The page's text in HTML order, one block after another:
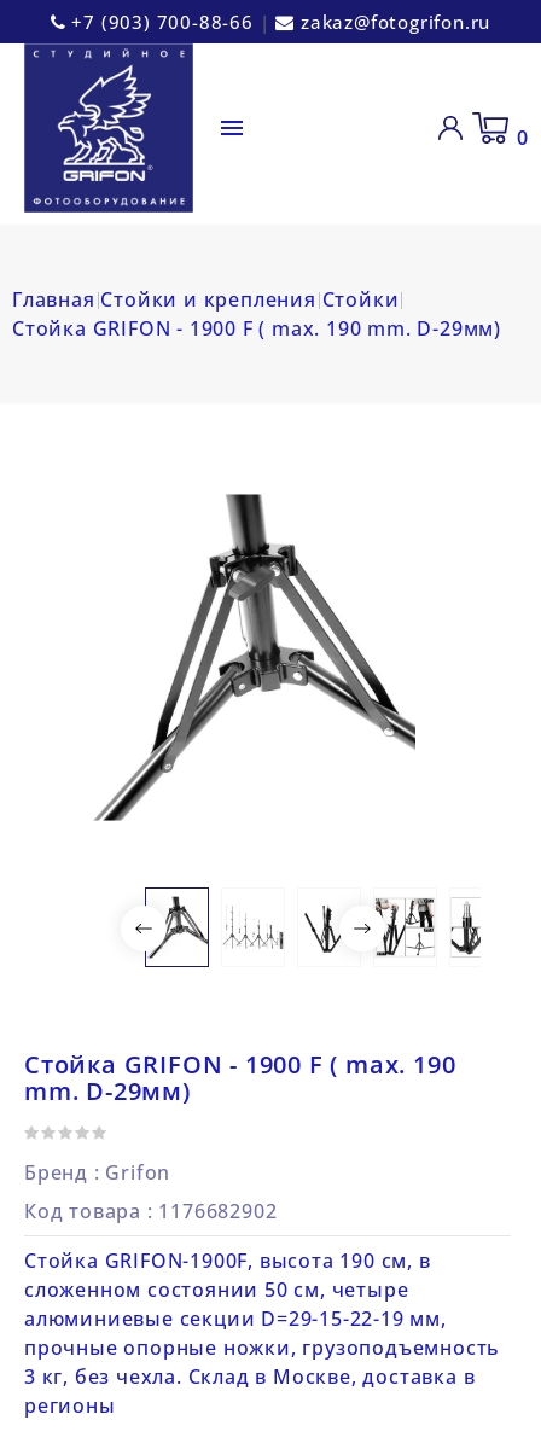
+7 (903) 700-88-66 | zakaz@fotogrifon.ru
 0
Главная Стойки и крепления Стойки
Стойка GRIFON - 1900 F ( max. 190 mm. D-29мм)
Стойка GRIFON - 1900 F ( max. 190
mm. D-29мм)
Бренд : Grifon
Код товара : 1176682902
Стойка GRIFON-1900F, высота 190 см, в
сложенном состоянии 50 см, четыре
алюминиевые секции D=29-15-22-19 мм,
прочные опорные ножки, грузоподъемность
3 кг, без чехла. Склад в Москве, доставка в
регионы